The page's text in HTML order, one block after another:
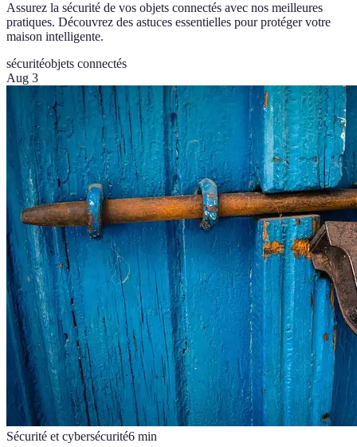
Assurez la sécurité de vos objets connectés avec nos meilleures
pratiques. Découvrez des astuces essentielles pour protéger votre
maison intelligente.
sécuritéobjets connectés
Aug 3
Sécurité et cybersécurité6 min